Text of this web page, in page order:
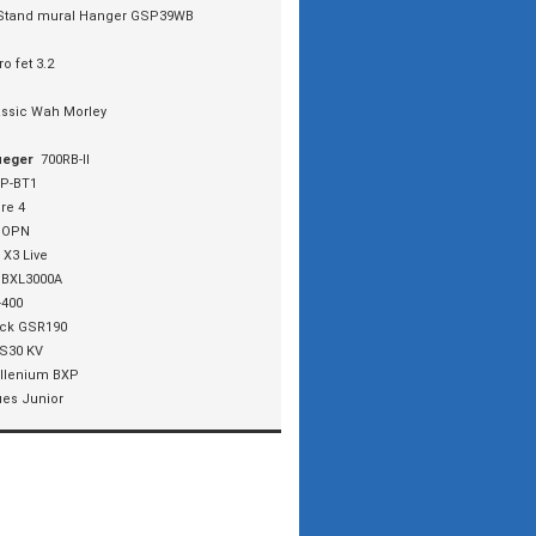
mural Hanger GSP39WB
fet 3.2
Wah Morley
700RB-II
BT1
4
Live
BXL3000A
GSR190
KV
BXP
Junior